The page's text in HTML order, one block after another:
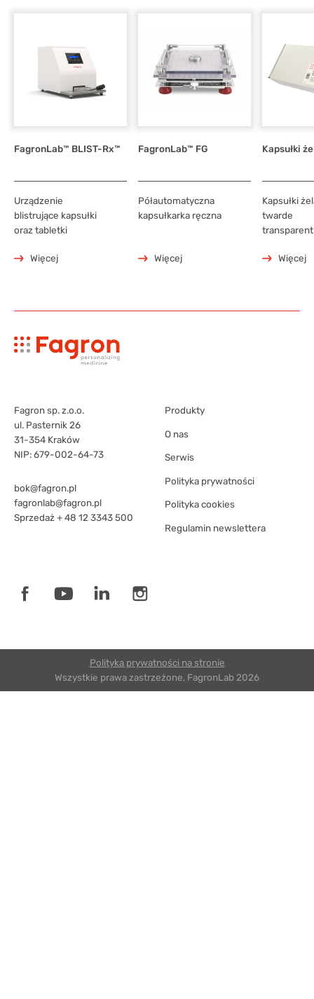
FagronLab™ BLIST-Rx™
Urządzenie
blistrujące kapsułki
oraz tabletki
Więcej
FagronLab™ FG
Półautomatyczna
kapsułkarka ręczna
Więcej
Kapsułki
Kapsułki
twarde
Więcej
Fagron sp. z.o.o.
ul. Pasternik 26
31-354 Kraków
NIP: 679-002-64-73
bok@fagron.pl
fagronlab@fagron.pl
Sprzedaż + 48 12 3343 500
Produkty
O nas
Serwis
Polityka prywatności
Polityka cookies
Regulamin newslettera
Polityka prywatności na stronie
Wszystkie prawa zastrzeżone, FagronLab 2026